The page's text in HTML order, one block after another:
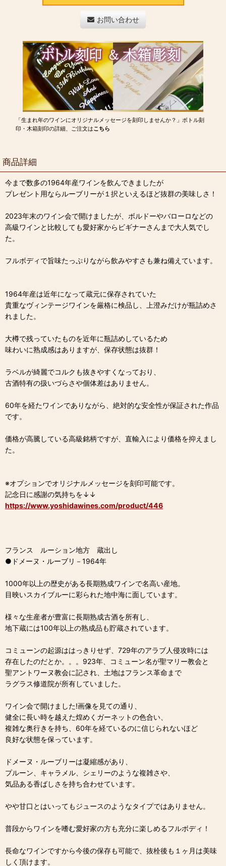
お問い合わせ
「生まれ年のワインにオリジナルメッセージを刻印しませんか？」ボトル刻
印・木箱刻印の詳細、ご注文はこちら
商品詳細
今まで数多の1964年産ワインを飲んできましたが
プレゼント用ならルーブリーが１択といえるほど抜群の美味しさ！
2023年末のワイン会で開けましたが、ボルドーやバローロなどの
高級ワインと比較しても愛好家からビギナーさんまで大人気でし
た。
フルボディで旨味たっぷりながら飲みやすさも兼ね備えています。
1964年産は近年になって蔵元に保存されていた
貴重なヴィンテージワインを厳格に検品し、上澄みだけが瓶詰めさ
れました。
大樽で残っていたものを近年に瓶詰めしているため
味わいに熟成感はありますが、保存状態は抜群！
ラベルが綺麗でコルクも抜きやすくなっており、
古酒特有の扱いづらさや個体差はありません。
60年を経たワインでありながら、絶対的な安全性が保証された作品
です。
価格が高騰している高級銘柄ですが、直輸入により価格を抑えまし
た。
※オプションでオリジナルメッセージを刻印可能です。
記念日に感謝の気持ちを↓↓
https://www.yoshidawines.com/product/446
フランス ルーション地方 蔵出し
●ドメーヌ・ルーブリ－1964年
1000年以上の歴史がある長期熟成ワインで名高い産地。
目映いスカイブルーに彩られた地中海に面しています。
様々な生産者が豊富に長期熟成古酒を所有し、
地下蔵には100年以上の熟成品も貯蔵されています。
コミューンの起源ははっきりせず、729年のアラブ人侵攻時には
存在したのだとか。。。923年、コミューン名が聖マリー教会と
聖アントワーヌ教会に記され、土地はフランス革命まで
ラグラス修道院が所有していました。
ワイン会で開けました!画像を見ての通り、
健全に長い時を越えた煌めくガーネットの色合い、
複雑な奥行きを持ち、60年を経ているのに信じられないほど
良好な状態を保っています。
ドメーヌ・ルーブリーは凝縮感があり、
プルーン、キャラメル、シェリーのような複雑さや、
気品ある香ばしさを持ち合わせています。
やや甘口とはいってもジュースのようなタイプではありません。
普段からワインを嗜む愛好家の方も充分に楽しめるフルボディ！
長命なワインですから今後の保存も可能で、抜栓後も１ヶ月は美味
しく頂けます。